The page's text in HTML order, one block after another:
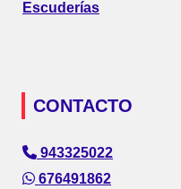
Escuderías
CONTACTO
943325022
676491862